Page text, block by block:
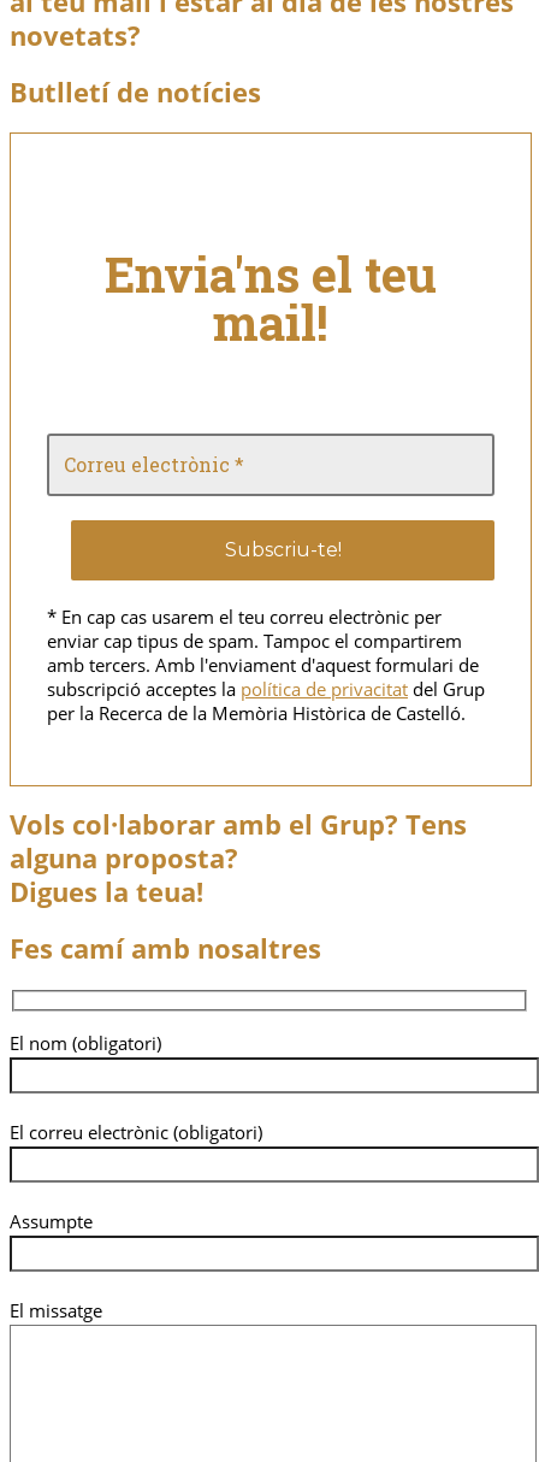
novetats?
Butlletí de notícies
Envia'ns el teu
mail!
* En cap cas usarem el teu correu electrònic per
enviar cap tipus de spam. Tampoc el compartirem
amb tercers. Amb l'enviament d'aquest formulari de
subscripció acceptes la política de privacitat del Grup
per la Recerca de la Memòria Històrica de Castelló.
Vols col·laborar amb el Grup? Tens
alguna proposta?
Digues la teua!
Fes camí amb nosaltres
El nom (obligatori)
El correu electrònic (obligatori)
Assumpte
El missatge